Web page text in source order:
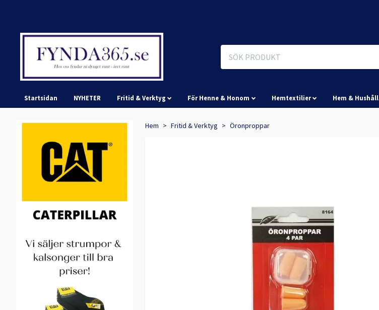
Startsidan NYHETER Fritid & Verktyg För Henne & Honom Hemtextilier Hem & Hushåll
Hem Fritid & Verktyg Öronproppar